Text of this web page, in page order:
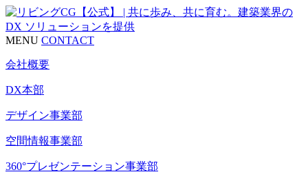
MENU CONTACT
会社概要
DX本部
デザイン事業部
空間情報事業部
360°プレゼンテーション事業部